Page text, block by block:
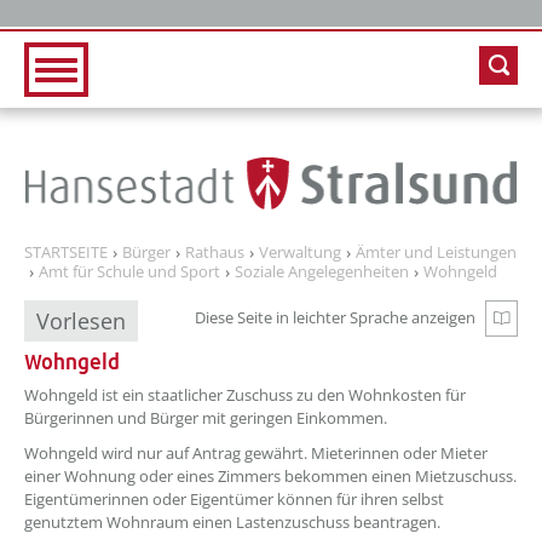
STARTSEITE Bürger Rathaus Verwaltung
Ämter und Leistungen
Amt für Schule und Sport
Soziale Angelegenheiten Wohngeld
Vorlesen Diese Seite in leichter Sprache anzeigen
Zur
Wohngeld
Wohngeld ist ein staatlicher Zuschuss zu den Wohnkosten für
Bürgerinnen und Bürger mit geringen Einkommen.
Wohngeld wird nur auf Antrag gewährt. Mieterinnen oder Mieter
einer Wohnung oder eines Zimmers bekommen einen Mietzuschuss.
Eigentümerinnen oder Eigentümer können für ihren selbst
genutztem Wohnraum einen Lastenzuschuss beantragen.